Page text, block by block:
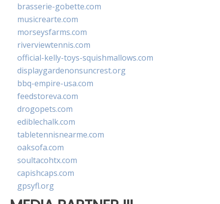
brasserie-gobette.com
musicrearte.com
morseysfarms.com
riverviewtennis.com
official-kelly-toys-squishmallows.com
displaygardenonsuncrest.org
bbq-empire-usa.com
feedstoreva.com
drogopets.com
ediblechalk.com
tabletennisnearme.com
oaksofa.com
soultacohtx.com
capishcaps.com
gpsyfl.org